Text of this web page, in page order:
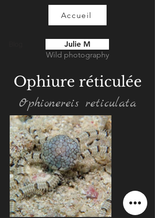
Accueil
Julie M
Wild photography
Ophiure réticulée
Ophionereis reticulata